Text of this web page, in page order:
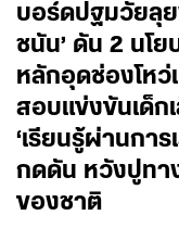
บอร์ดปฐมวัยลุ
ชนัน’ ดัน 2 นโย
หลักอุดช่องโห
สอบแข่งขันเด็ก
‘เรียนรู้ผ่านกา
กดดัน หวังปูทา
ของชาติ